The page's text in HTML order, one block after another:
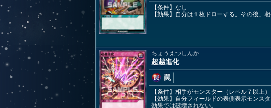
【条件】なし
【効果】自分は１枚ドローする。その後、
ちょうえつしんか
超越進化
罠
【条件】相手がモンスター（レベル７以上
【効果】自分フィールドの表側表示モンス
効果では破壊されない。